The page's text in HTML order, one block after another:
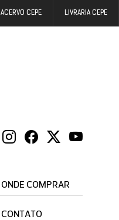
ACERVO CEPE LIVRARIA CEPE
ONDE COMPRAR
CONTATO